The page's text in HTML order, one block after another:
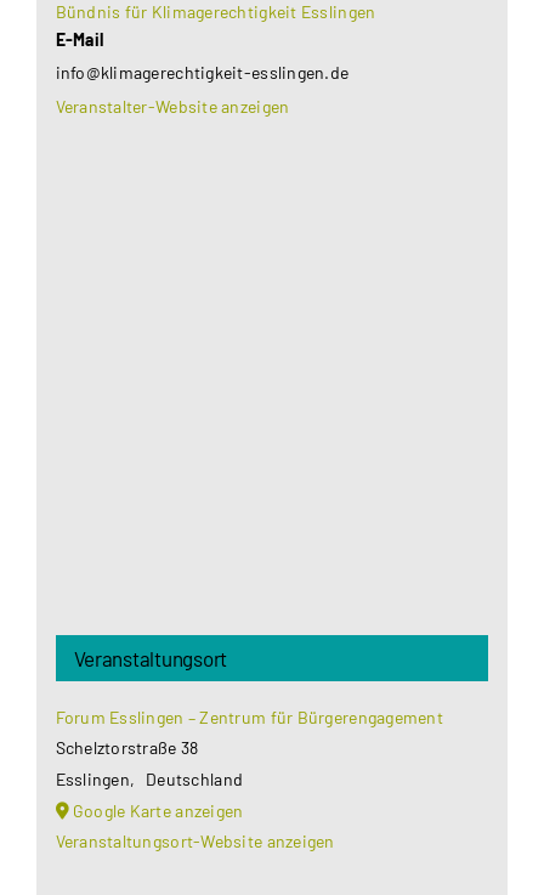
Bündnis für Klimagerechtigkeit Esslingen
E-Mail
info@klimagerechtigkeit-esslingen.de
Veranstalter-Website anzeigen
Veranstaltungsort
Forum Esslingen – Zentrum für Bürgerengagement
Schelztorstraße 38
Esslingen,
Deutschland
Google Karte anzeigen
Veranstaltungsort-Website anzeigen